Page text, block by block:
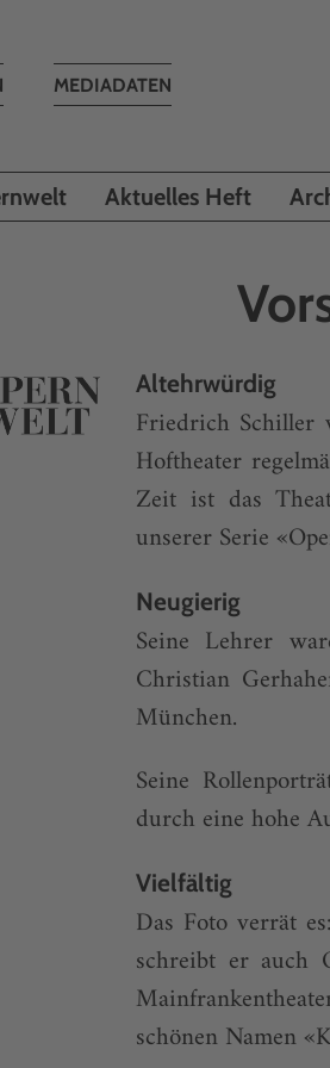
MEDIADATEN
Aktuelles Heft
Altehrwürdig
Friedrich Schiller
Hoftheater
Zeit ist das
unserer Serie
Neugierig
Seine Lehrer
Christian
München.
Seine
durch eine hohe
Vielfältig
Das Foto verrät
schreibt er auch
schönen Namen